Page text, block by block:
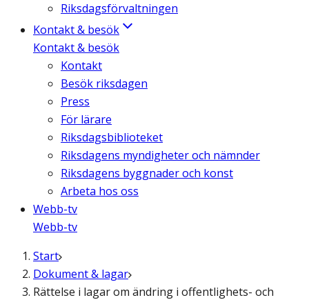
Riksdagsförvaltningen
Kontakt & besök
Kontakt & besök
Kontakt
Besök riksdagen
Press
För lärare
Riksdagsbiblioteket
Riksdagens myndigheter och nämnder
Riksdagens byggnader och konst
Arbeta hos oss
Webb-tv
Webb-tv
Start
Dokument & lagar
Rättelse i lagar om ändring i offentlighets- och